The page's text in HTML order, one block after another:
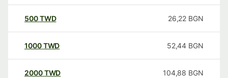
500TWD 26,22 BGN
1000TWD 52,44 BGN
2000TWD 104,88 BGN